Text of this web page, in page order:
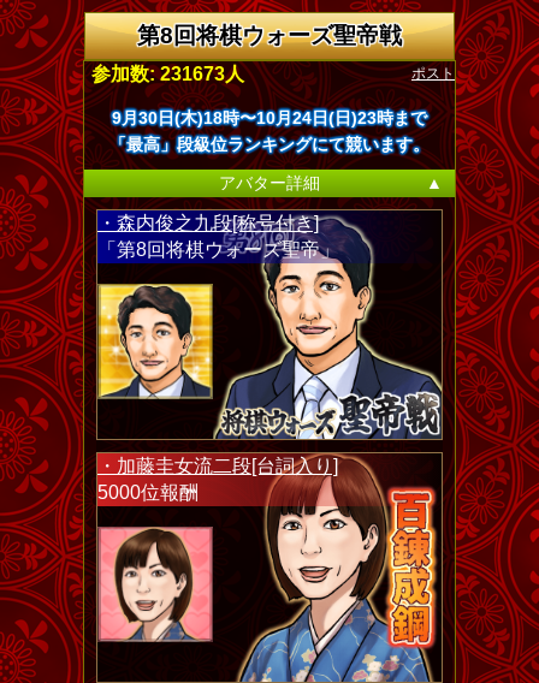
第8回将棋ウォーズ聖帝戦
ポスト
参加数: 231673人
9月30日(木)18時〜10月24日(日)23時まで
「最高」段級位ランキングにて競います。
アバター詳細
▲
・森内俊之九段[称号付き]
「第8回将棋ウォーズ聖帝」
・加藤圭女流二段[台詞入り]
5000位報酬